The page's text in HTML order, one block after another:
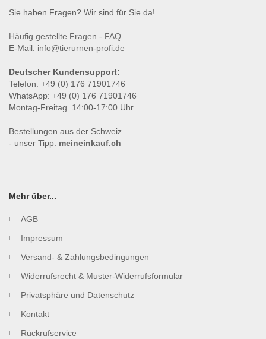
Sie haben Fragen? Wir sind für Sie da!
Häufig gestellte Fragen - FAQ
E-Mail: info@tierurnen-profi.de
Deutscher Kundensupport:
Telefon: +49 (0) 176 71901746
WhatsApp: +49 (0) 176 71901746
Montag-Freitag 14:00-17:00 Uhr
Bestellungen aus der Schweiz
- unser Tipp: meineinkauf.ch
Mehr über...
AGB
Impressum
Versand- & Zahlungsbedingungen
Widerrufsrecht & Muster-Widerrufsformular
Privatsphäre und Datenschutz
Kontakt
Rückrufservice